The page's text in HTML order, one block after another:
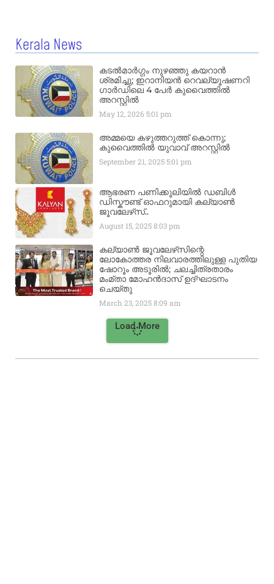
Kerala News
കടൽമാർഗ്ഗം നുഴഞ്ഞു കയറാൻ
ശ്രമിച്ചു; ഇറാനിയൻ റെവല്യൂഷണറി
ഗാർഡിലെ 4 പേർ കുവൈത്തിൽ
അറസ്റ്റിൽ
May 12, 20265:01 pm
അമ്മയെ കഴുത്തറുത്ത് കൊന്നു;
കുവൈത്തിൽ യുവാവ് അറസ്റ്റിൽ
September 21, 20255:01 pm
ആഭരണ പണിക്കൂലിയിൽ ഡബിൾ
ഡിസ്കൗണ്ട് ഓഫറുമായി കല്യാൺ
ജൂവലേഴ്‌സ്..
August 15, 20258:03 pm
കല്യാൺ ജൂവലേഴ്‌സിന്റെ
ലോകോത്തര നിലവാരത്തിലുള്ള പുതിയ
ഷോറൂം അടൂരിൽ; ചലച്ചിത്രതാരം
മംമ്താ മോഹൻദാസ് ഉദ്ഘാടനം
ചെയ്‌തു
March 23, 20258:09 am
Load More